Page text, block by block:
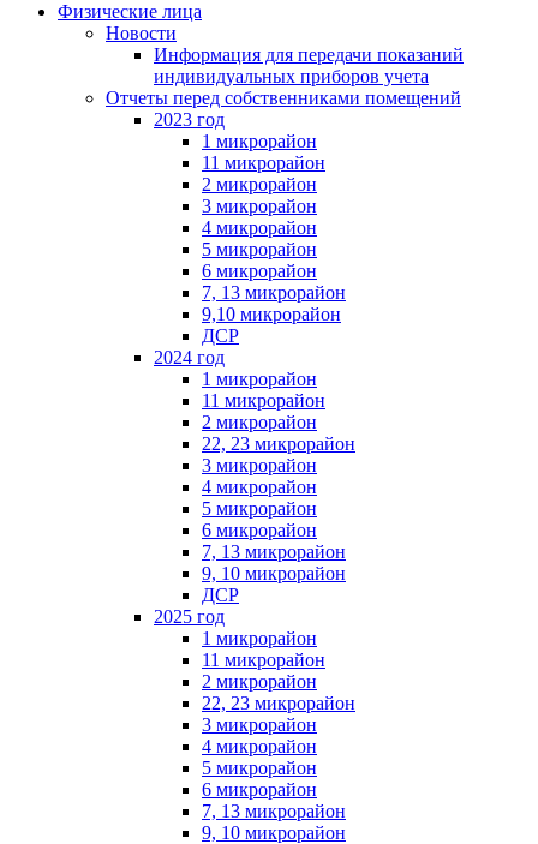
Физические лица
Новости
Информация для передачи показаний
индивидуальных приборов учета
Отчеты перед собственниками помещений
2023 год
1 микрорайон
11 микрорайон
2 микрорайон
3 микрорайон
4 микрорайон
5 микрорайон
6 микрорайон
7, 13 микрорайон
9,10 микрорайон
ДСР
2024 год
1 микрорайон
11 микрорайон
2 микрорайон
22, 23 микрорайон
3 микрорайон
4 микрорайон
5 микрорайон
6 микрорайон
7, 13 микрорайон
9, 10 микрорайон
ДСР
2025 год
1 микрорайон
11 микрорайон
2 микрорайон
22, 23 микрорайон
3 микрорайон
4 микрорайон
5 микрорайон
6 микрорайон
7, 13 микрорайон
9, 10 микрорайон